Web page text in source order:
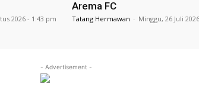
2026 - 1:43 pm
Arema FC
Tatang Hermawan - Minggu, 26 Juli
- Advertisement -